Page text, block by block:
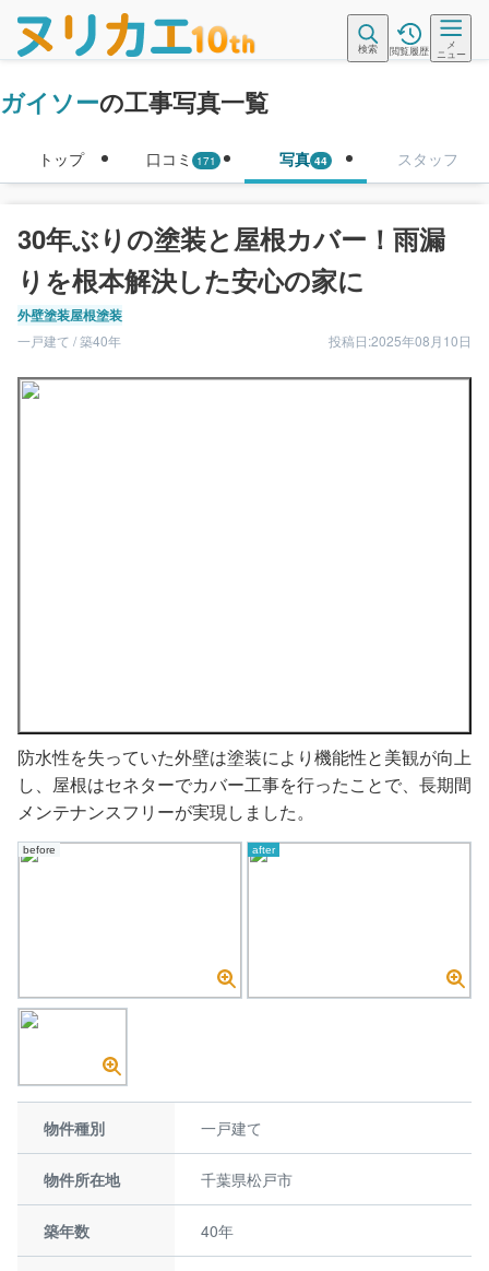
検索 閲覧履歴
メ
ニュー
ガイソーの工事写真一覧
トップ 口コミ 171 写真 44 スタッフ
30年ぶりの塗装と屋根カバー！雨漏
りを根本解決した安心の家に
外壁塗装屋根塗装
一戸建て / 築40年 投稿日:2025年08月10日
防水性を失っていた外壁は塗装により機能性と美観が向上
し、屋根はセネターでカバー工事を行ったことで、長期間
メンテナンスフリーが実現しました。
before after
物件種別 一戸建て
物件所在地 千葉県松戸市
築年数 40年